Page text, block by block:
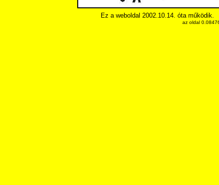
Ez a weboldal 2002.10.14. óta működik.
az oldal